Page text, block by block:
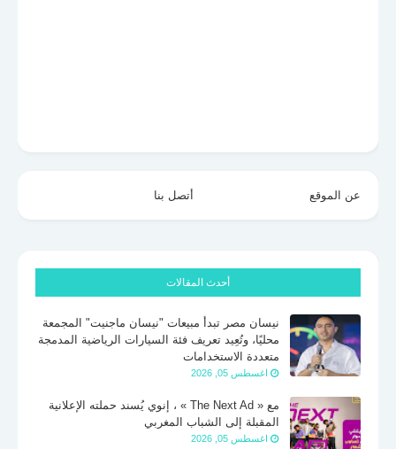
عن الموقع أتصل بنا
أحدث المقالات
نيسان مصر تبدأ مبيعات "نيسان ماجنيت" المجمعة
محليًا، وتُعِيد تعريف فئة السيارات الرياضية المدمجة
متعددة الاستخدامات
اغسطس 05, 2026
مع « The Next Ad » ، إنوي يُسند حملته الإعلانية
المقبلة إلى الشباب المغربي
اغسطس 05, 2026